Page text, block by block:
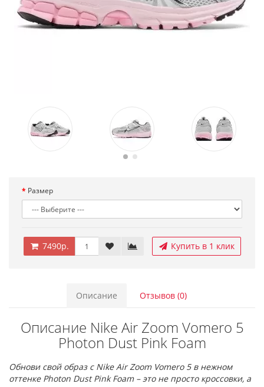
Размер
7490р. Купить в 1 клик
Описание Отзывов (0)
Описание Nike Air Zoom Vomero 5
Photon Dust Pink Foam
Обнови свой образ с Nike Air Zoom Vomero 5 в нежном
оттенке Photon Dust Pink Foam – это не просто кроссовки, а